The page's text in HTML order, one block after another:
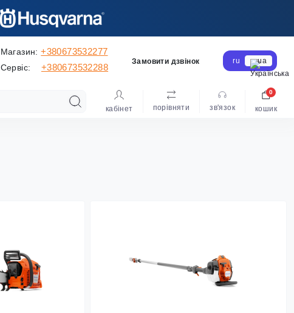
Магазин:+380673532277
Сервіс: +380673532288
Замовити дзвінок ru ua
кабінет порівняти зв'язок кошик
0